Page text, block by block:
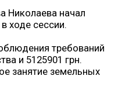
Николаева начал
ходе сессии.
требований
и 5125901 грн.
занятие земельных